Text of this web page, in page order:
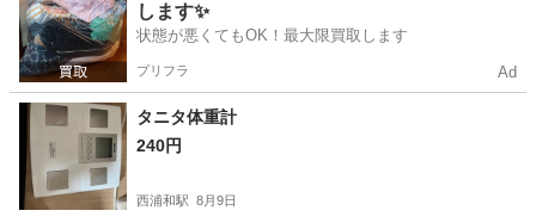
します✨
状態が悪くてもOK！最大限買取します
プリフラ Ad
タニタ体重計
240円
西浦和駅 8月9日